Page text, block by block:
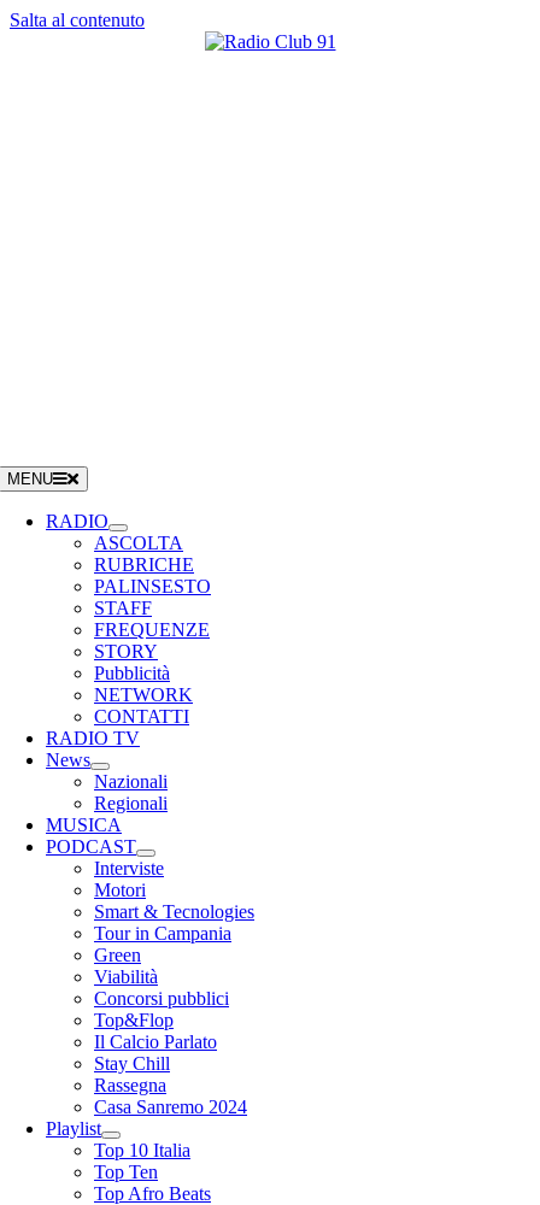
Salta al contenuto
MENU
RADIO
ASCOLTA
RUBRICHE
PALINSESTO
STAFF
FREQUENZE
STORY
Pubblicità
NETWORK
CONTATTI
RADIO TV
News
Nazionali
Regionali
MUSICA
PODCAST
Interviste
Motori
Smart & Tecnologies
Tour in Campania
Green
Viabilità
Concorsi pubblici
Top&Flop
Il Calcio Parlato
Stay Chill
Rassegna
Casa Sanremo 2024
Playlist
Top 10 Italia
Top Ten
Top Afro Beats